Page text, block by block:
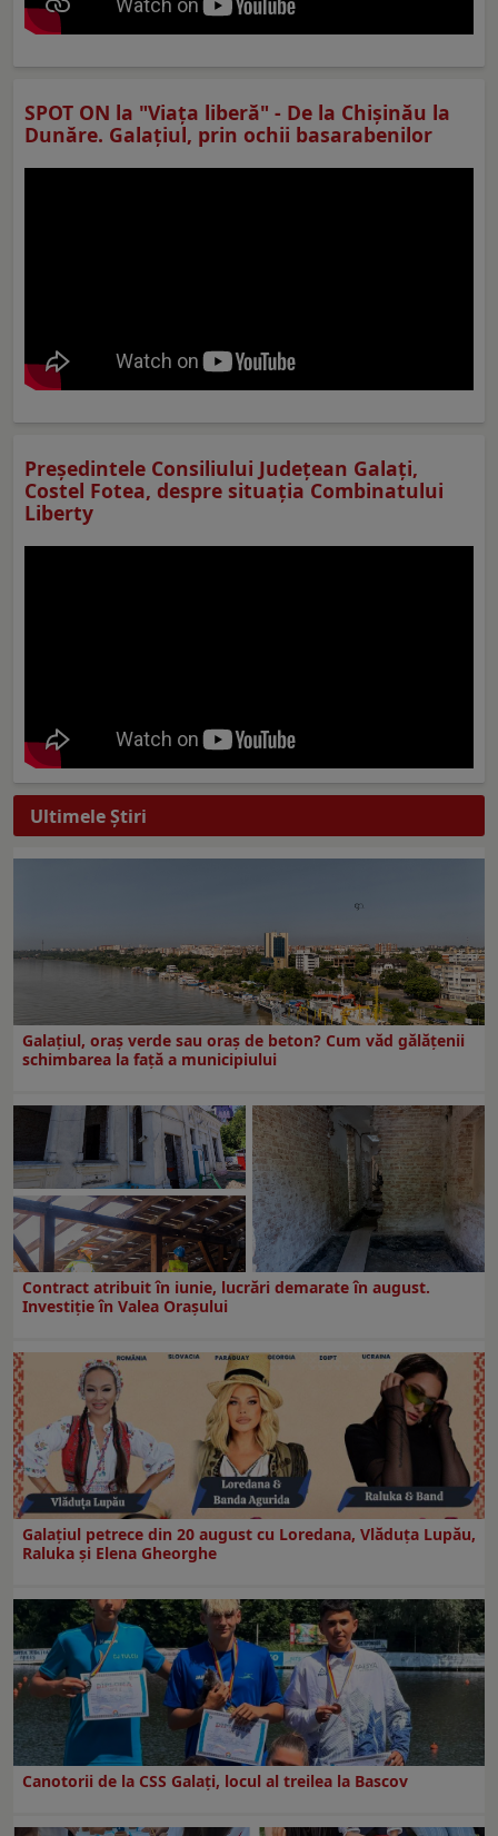
SPOT ON la "Viaţa liberă" - De la Chișinău la
Dunăre. Galațiul, prin ochii basarabenilor
Preşedintele Consiliului Judeţean Galaţi,
Costel Fotea, despre situaţia Combinatului
Liberty
Ultimele Ştiri
Galațiul, oraș verde sau oraș de beton? Cum văd gălățenii
schimbarea la față a municipiului
Contract atribuit în iunie, lucrări demarate în august.
Investiţie în Valea Oraşului
Galaţiul petrece din 20 august cu Loredana, Vlăduța Lupău,
Raluka și Elena Gheorghe
Canotorii de la CSS Galați, locul al treilea la Bascov